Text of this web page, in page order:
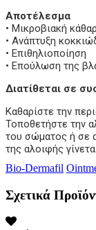
Αποτέλεσμα
• Μικροβιακή
• Ανάπτυξη
• Επιθηλιοποίηση
• Επούλωση της
Διατίθεται σε
Καθαρίστε την
Τοποθετήστε την
του σώματος ή σε
της αλοιφής
Bio-Dermafil
Σχετικά